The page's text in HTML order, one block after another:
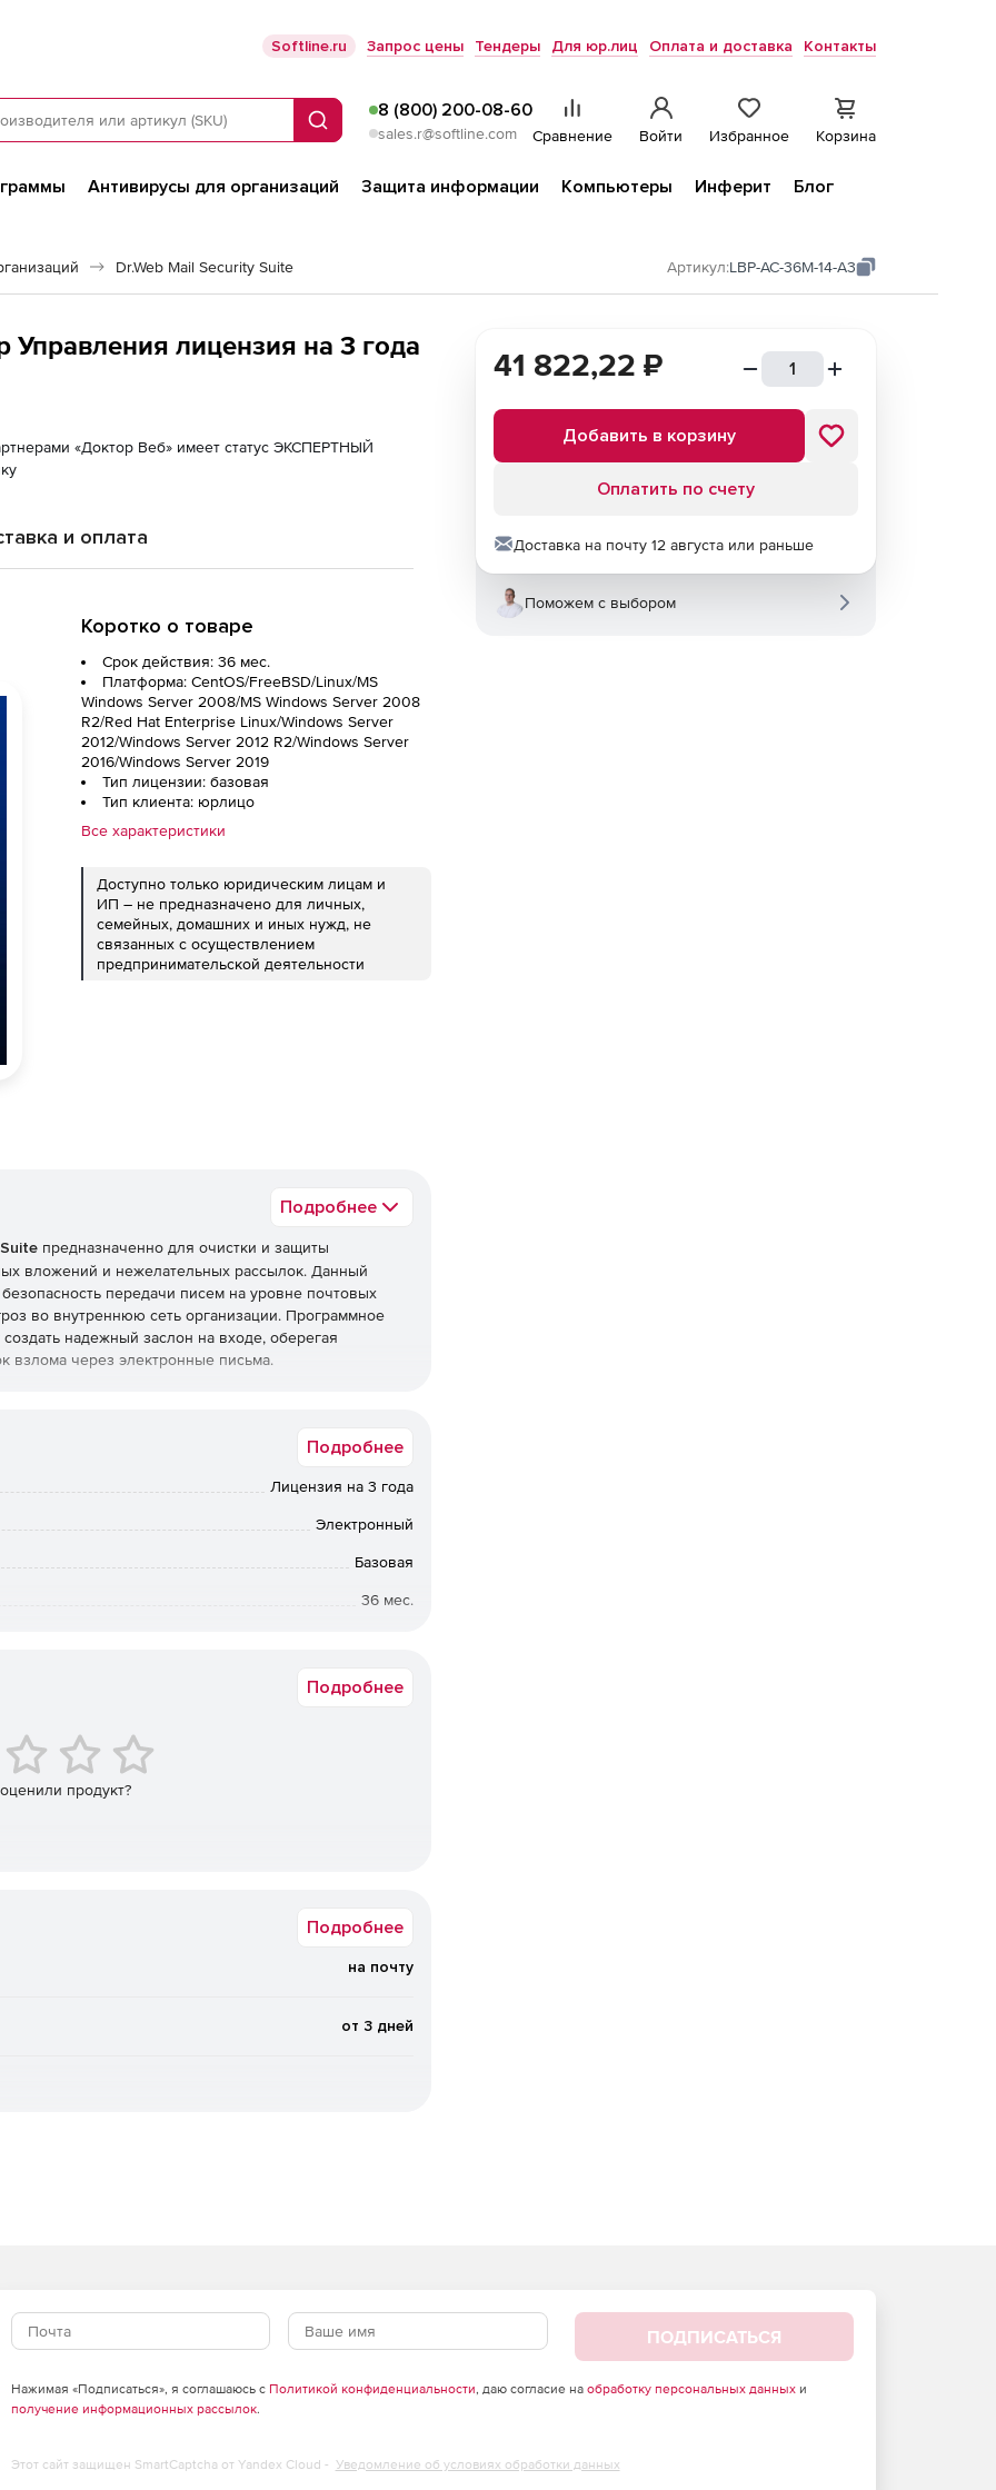
Softline.ru Запрос цены Тендеры Для юр.лиц Оплата и доставка Контакты
Поиск
8 (800) 200-08-60
sales.r@softline.com Сравнение Войти Избранное Корзина
Антивирусы для организаций Защита информации Компьютеры Инферит
Блог
Dr.Web Mail Security Suite Артикул:LBP-AC-36M-14-A3
Управления лицензия на 3 года
«Доктор Веб» имеет статус ЭКСПЕРТНЫЙ
и оплата
Коротко о товаре
Срок действия: 36 мес.
Платформа: CentOS/FreeBSD/Linux/MS
Windows Server 2008/MS Windows Server 2008
R2/Red Hat Enterprise Linux/Windows Server
2012/Windows Server 2012 R2/Windows Server
2016/Windows Server 2019
Тип лицензии: базовая
Тип клиента: юрлицо
Все характеристики
Доступно только юридическим лицам и
ИП – не предназначено для личных,
семейных, домашних и иных нужд, не
связанных с осуществлением
предпринимательской деятельности
Подробнее
предназначенно для очистки и защиты
вложений и нежелательных рассылок. Данный
передачи писем на уровне почтовых
во внутреннюю сеть организации. Программное
надежный заслон на входе, оберегая
взлома через электронные письма.
повышенного уровня безопасности –
законодательства и обладает сертификатами
нагрузке на операционную систему, что
производительность труда сотрудников
что позволяет как исключать из проверки
благодаря функции многопоточной проверки.
(новейших) упаковщиков и вредоносных
в том числе вложенных файлов, «на лету».
ящиках пользователей, а также файлов в папках
потока, проходящего через сервер MS Exchange.
Подробнее
Лицензия на 3 года
Электронный
Базовая
36 мес.
Подробнее
продукт?
Подробнее
на почту
от 3 дней
41 822,22 ₽
Добавить в корзину
Оплатить по счету
Доставка на почту 12 августа или раньше
Поможем с выбором
ПОДПИСАТЬСЯ
Нажимая «Подписаться», я соглашаюсь с Политикой конфиденциальности, даю согласие на обработку персональных данныхи
получение информационных рассылок.
Этот сайт защищен SmartCaptcha от Yandex Cloud - Уведомление об условиях обработки данных